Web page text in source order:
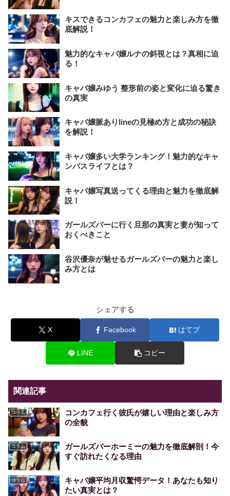
キスできるコンカフェの魅力と楽しみ方を徹
底解説！
魅力的なキャバ嬢ルナの斜視とは？真相に迫
る！
キャバ嬢みゆう 整形前の姿と変化に迫る驚き
の真実
キャバ嬢脈ありlineの見極め方と成功の秘訣
を解説！
キャバ嬢多い大学ランキング！魅力的なキャ
ンパスライフとは？
キャバ嬢写真送ってくる理由と魅力を徹底解
説！
ガールズバーに行く旦那の真実と妻が知って
おくべきこと
谷沢優奈が魅せるガールズバーの魅力と楽し
み方とは
シェアする
X Facebook はてブ
LINE コピー
関連記事
コラム
コンカフェ行く彼氏が嬉しい理由と楽しみ方
の全貌
コラム
ガールズバーホーミーの魅力を徹底解剖！今
すぐ訪れたくなる理由
コラム
キャバ嬢平均月収驚愕データ！あなたも知り
たい真実とは？